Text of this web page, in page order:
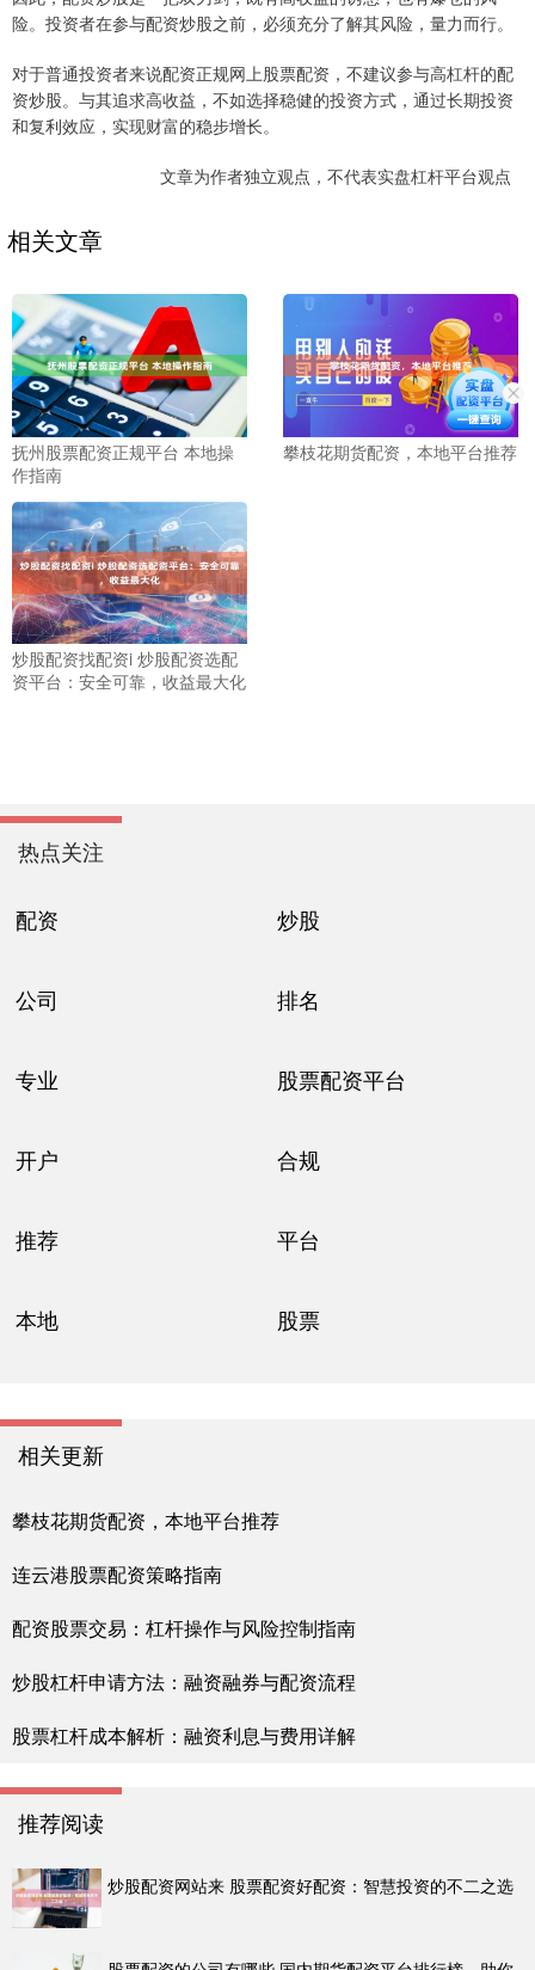
险。投资者在参与配资炒股之前，必须充分了解其风险，量力而行。
对于普通投资者来说配资正规网上股票配资，不建议参与高杠杆的配
资炒股。与其追求高收益，不如选择稳健的投资方式，通过长期投资
和复利效应，实现财富的稳步增长。
文章为作者独立观点，不代表实盘杠杆平台观点
相关文章
抚州股票配资正规平台 本地操
作指南
攀枝花期货配资，本地平台推荐
炒股配资找配资i 炒股配资选配
资平台：安全可靠，收益最大化
热点关注
配资 炒股
公司 排名
专业 股票配资平台
开户 合规
推荐 平台
本地 股票
相关更新
攀枝花期货配资，本地平台推荐
连云港股票配资策略指南
配资股票交易：杠杆操作与风险控制指南
炒股杠杆申请方法：融资融券与配资流程
股票杠杆成本解析：融资利息与费用详解
推荐阅读
炒股配资网站来 股票配资好配资：智慧投资的不二之选